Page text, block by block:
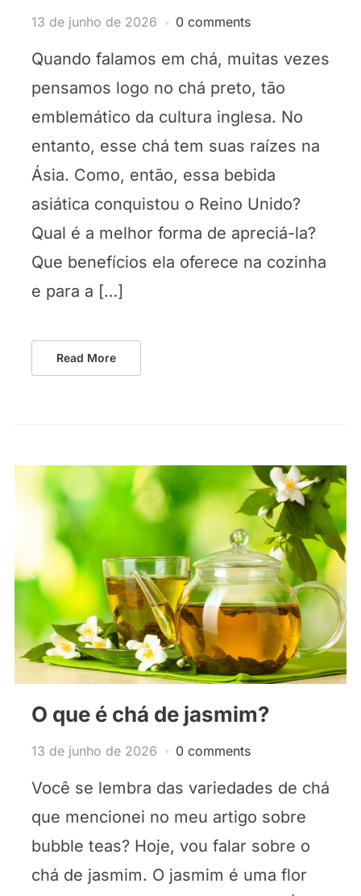
13 de junho de 2026 0 comments
Quando falamos em chá, muitas vezes
pensamos logo no chá preto, tão
emblemático da cultura inglesa. No
entanto, esse chá tem suas raízes na
Ásia. Como, então, essa bebida
asiática conquistou o Reino Unido?
Qual é a melhor forma de apreciá-la?
Que benefícios ela oferece na cozinha
e para a […]
Read More
O que é chá de jasmim?
13 de junho de 2026 0 comments
Você se lembra das variedades de chá
que mencionei no meu artigo sobre
bubble teas? Hoje, vou falar sobre o
chá de jasmim. O jasmim é uma flor